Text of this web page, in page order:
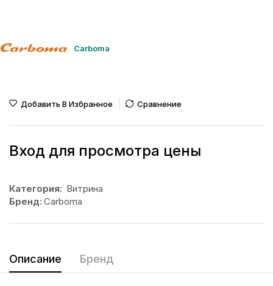
Carboma
Добавить В Избранное Сравнение
Вход для просмотра цены
Категория: Витрина
Бренд: Carboma
Описание Бренд